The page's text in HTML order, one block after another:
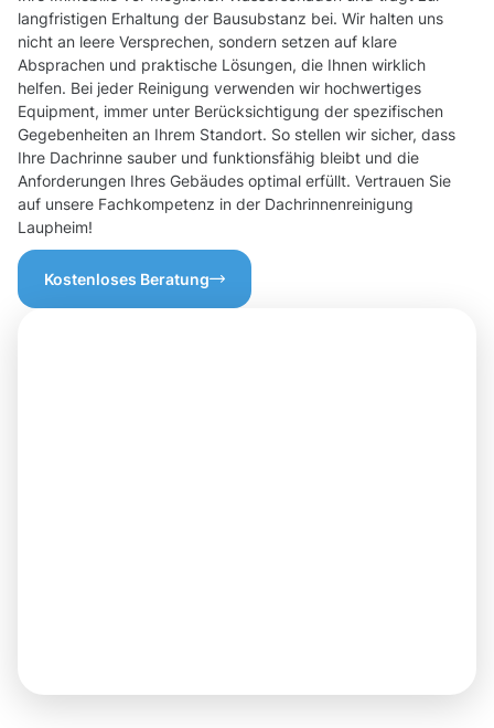
langfristigen Erhaltung der Bausubstanz bei. Wir halten uns
nicht an leere Versprechen, sondern setzen auf klare
Absprachen und praktische Lösungen, die Ihnen wirklich
helfen. Bei jeder Reinigung verwenden wir hochwertiges
Equipment, immer unter Berücksichtigung der spezifischen
Gegebenheiten an Ihrem Standort. So stellen wir sicher, dass
Ihre Dachrinne sauber und funktionsfähig bleibt und die
Anforderungen Ihres Gebäudes optimal erfüllt. Vertrauen Sie
auf unsere Fachkompetenz in der Dachrinnenreinigung
Laupheim!
Kostenloses Beratung